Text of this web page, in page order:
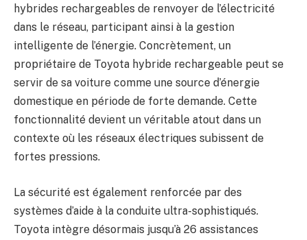
hybrides rechargeables de renvoyer de l’électricité
dans le réseau, participant ainsi à la gestion
intelligente de l’énergie. Concrètement, un
propriétaire de Toyota hybride rechargeable peut se
servir de sa voiture comme une source d’énergie
domestique en période de forte demande. Cette
fonctionnalité devient un véritable atout dans un
contexte où les réseaux électriques subissent de
fortes pressions.
La sécurité est également renforcée par des
systèmes d’aide à la conduite ultra-sophistiqués.
Toyota intègre désormais jusqu’à 26 assistances